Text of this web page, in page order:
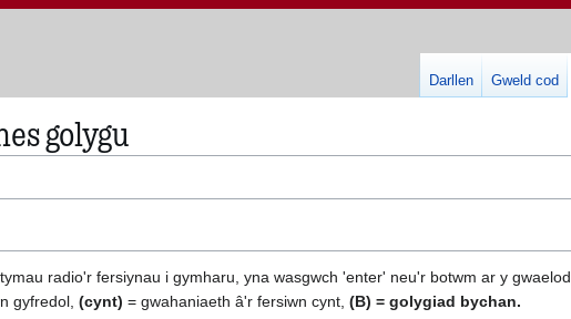
golygu
radio'r fersiynau i gymharu, yna wasgwch 'enter' neu'r botwm ar y gwaelod.
gyfredol, (cynt) = gwahaniaeth â'r fersiwn cynt, (B) = golygiad bychan.
Darllen Gweld cod